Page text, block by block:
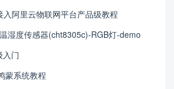
入阿里云物联网平台产品级教程
湿度传感器(cht8305c)-RGB灯-demo
入门
蒙系统教程